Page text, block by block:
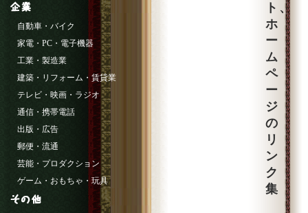
ト、
ホ
ー
ム
ペ
ー
ジ
の
リ
ン
ク
集
自動車・バイク
家電・PC・電子機器
工業・製造業
建築・リフォーム・賃貸業
テレビ・映画・ラジオ
通信・携帯電話
出版・広告
郵便・流通
芸能・プロダクション
ゲーム・おもちゃ・玩具